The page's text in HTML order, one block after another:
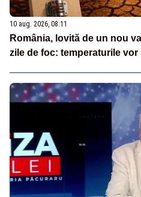
10 aug. 2026, 08:11
România, lovită de un nou
zile de foc: temperaturile